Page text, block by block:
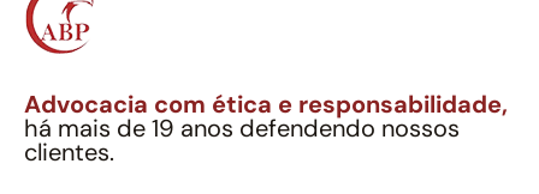
Advocacia com ética e responsabilidade,
há mais de 19 anos defendendo nossos
clientes.